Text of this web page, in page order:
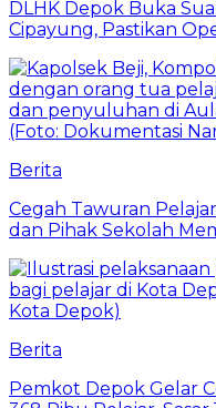
DLHK Depok Buka
Cipayung, Pastikan
Berita
Cegah Tawuran
dan Pihak Sekolah
Berita
Pemkot Depok Gelar